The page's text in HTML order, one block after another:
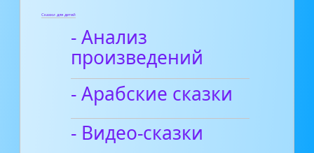
Сказки для детей
- Анализ
произведений
- Арабские сказки
- Видео-сказки